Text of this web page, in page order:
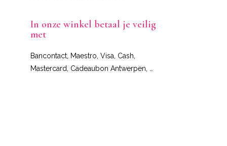
In onze winkel betaal je veilig
met
Bancontact, Maestro, Visa, Cash,
Mastercard, Cadeaubon Antwerpen, …